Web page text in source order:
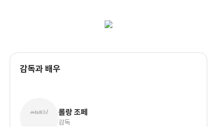
감독과 배우
롤랑 조페
감독